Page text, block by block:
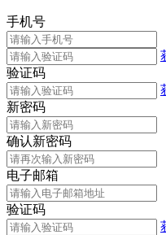
手机号
验证码
新密码
确认新密码
电子邮箱
验证码